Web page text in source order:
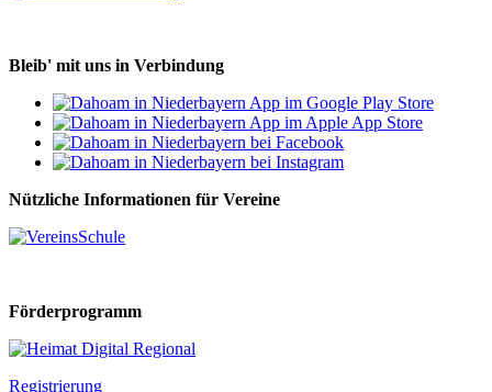
Bleib' mit uns in Verbindung
Nützliche Informationen für Vereine
Förderprogramm
Registrierung